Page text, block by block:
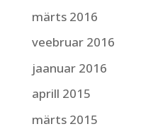
märts 2016
veebruar 2016
jaanuar 2016
aprill 2015
märts 2015